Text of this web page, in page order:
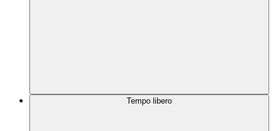
Tempo libero